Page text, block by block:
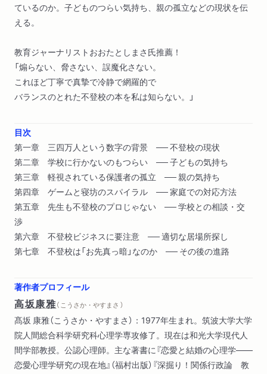
ているのか。子どものつらい気持ち、親の孤立などの現状を伝
える。
教育ジャーナリストおおたとしまさ氏推薦！
「煽らない、脅さない、誤魔化さない。
これほど丁寧で真摯で冷静で網羅的で
バランスのとれた不登校の本を私は知らない。」
目次
第一章 三四万人という数字の背景 ── 不登校の現状
第二章 学校に行かないのもつらい ── 子どもの気持ち
第三章 軽視されている保護者の孤立 ── 親の気持ち
第四章 ゲームと寝坊のスパイラル ── 家庭での対応方法
第五章 先生も不登校のプロじゃない ── 学校との相談・交
渉
第六章 不登校ビジネスに要注意 ── 適切な居場所探し
第七章 不登校は「お先真っ暗」なのか ── その後の進路
著作者プロフィール
高坂康雅（ こうさか・やすまさ ）
髙坂 康雅（こうさか・やすまさ）：1977年生まれ。筑波大学大学
院人間総合科学研究科心理学専攻修了。現在は和光大学現代人
間学部教授。公認心理師。主な著書に『恋愛と結婚の心理学――
恋愛心理学研究の現在地』（福村出版）『深掘り！関係行政論 教